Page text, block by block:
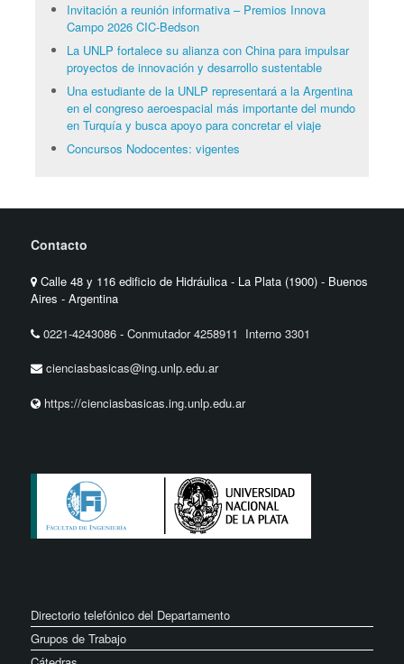
Invitación a reunión informativa – Premios Innova
Campo 2026 CIC-Bedson
La UNLP fortalece su alianza con China para impulsar
proyectos de innovación y desarrollo sustentable
Una estudiante de la UNLP representará a la Argentina
en el congreso aeroespacial más importante del mundo
en Turquía y busca apoyo para concretar el viaje
Concursos Nodocentes: vigentes
Contacto
Calle 48 y 116 edificio de Hidráulica - La Plata (1900) - Buenos
Aires - Argentina
0221-4243086 -Conmutador 4258911 Interno 3301
cienciasbasicas@ing.unlp.edu.ar
https://cienciasbasicas.ing.unlp.edu.ar
Directorio telefónico del Departamento
Grupos de Trabajo